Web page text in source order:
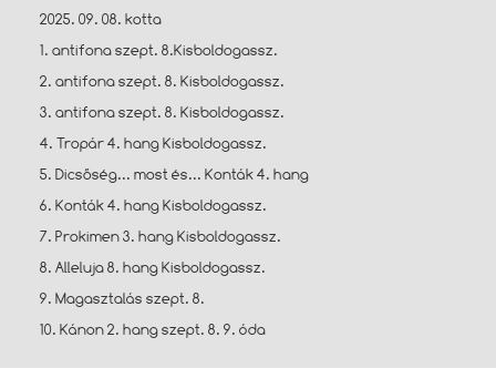
2025. 09. 08. kotta
1. antifona szept. 8.Kisboldogassz.
2. antifona szept. 8. Kisboldogassz.
3. antifona szept. 8. Kisboldogassz.
4. Tropár 4. hang Kisboldogassz.
5. Dicsőség... most és... Konták 4. hang
6. Konták 4. hang Kisboldogassz.
7. Prokimen 3. hang Kisboldogassz.
8. Alleluja 8. hang Kisboldogassz.
9. Magasztalás szept. 8.
10. Kánon 2. hang szept. 8. 9. óda